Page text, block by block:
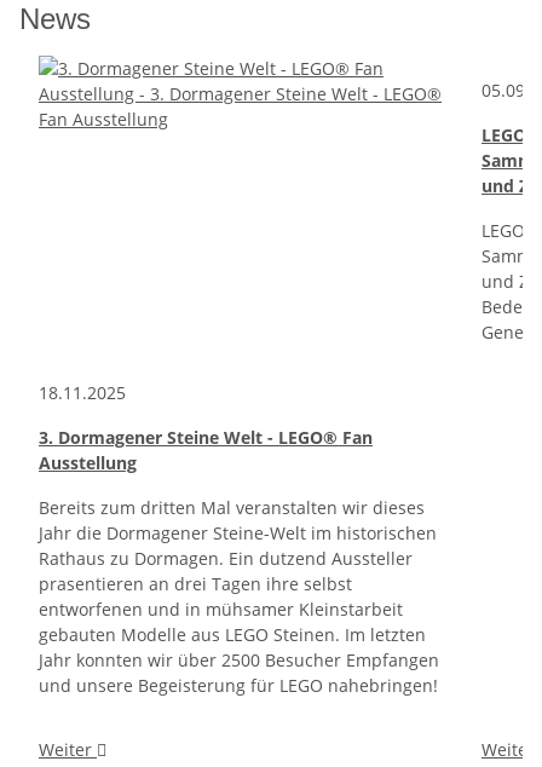
News
18.11.2025
3. Dormagener Steine Welt - LEGO® Fan
Ausstellung
Bereits zum dritten Mal veranstalten wir dieses
Jahr die Dormagener Steine-Welt im historischen
Rathaus zu Dormagen. Ein dutzend Aussteller
prasentieren an drei Tagen ihre selbst
entworfenen und in mühsamer Kleinstarbeit
gebauten Modelle aus LEGO Steinen. Im letzten
Jahr konnten wir über 2500 Besucher Empfangen
und unsere Begeisterung für LEGO nahebringen!
Weiter
LEGO
und
LEGO
und
Weiter